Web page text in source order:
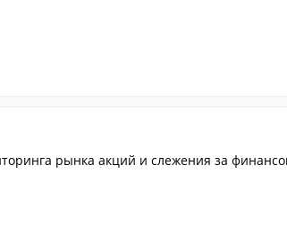
рынка акций и слежения за